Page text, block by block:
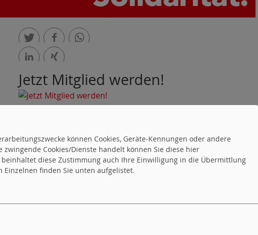
tweet teilen
teilen teilen
Jetzt Mitglied werden!
können Cookies, Geräte-Kennungen oder andere
Cookies/Dienste handelt können Sie diese hier
diese Zustimmung auch Ihre Einwilligung in die Übermittlung
Einzelnen finden Sie unten aufgelistet.